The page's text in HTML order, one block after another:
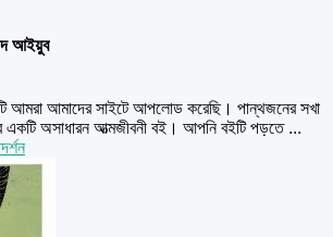
আইয়ুব
আমরা আমাদের সাইটে আপলোড করেছি। পান্থজনের সখা
অসাধারন আত্মজীবনী বই। আপনি বইটি পড়তে ...
দর্শন